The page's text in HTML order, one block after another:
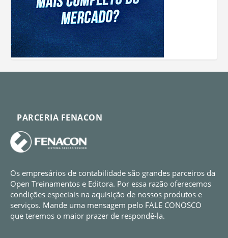
PARCERIA FENACON
Os empresários de contabilidade são grandes parceiros da
Open Treinamentos e Editora. Por essa razão oferecemos
condições especiais na aquisição de nossos produtos e
serviços. Mande uma mensagem pelo FALE CONOSCO
que teremos o maior prazer de respondê-la.